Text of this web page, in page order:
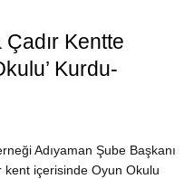
Çadır Kentte
Kurdu-
Adıyaman Şube Başkanı
kent içerisinde Oyun Okulu